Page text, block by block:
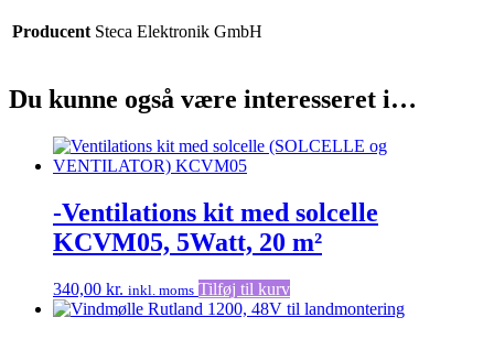
Producent Steca Elektronik GmbH
Du kunne også være interesseret i…
-Ventilations kit med solcelle
KCVM05, 5Watt, 20 m²
340,00 kr. inkl. moms Tilføj til kurv